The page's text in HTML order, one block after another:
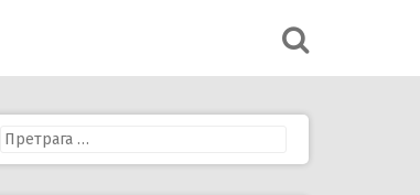
Претрага
за: